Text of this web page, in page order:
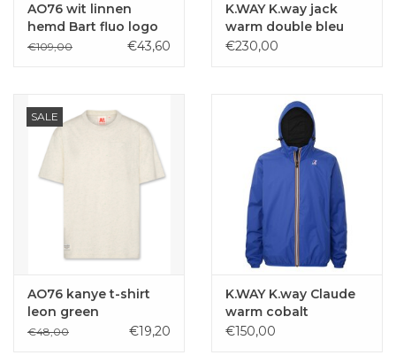
AO76 wit linnen
hemd Bart fluo logo
€109,00 €43,60
K.WAY K.way jack
warm double bleu
dept
€230,00
SALE
AO76 kanye t-shirt
leon green
€48,00 €19,20
K.WAY K.way Claude
warm cobalt
€150,00